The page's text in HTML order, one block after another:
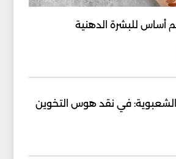
أساس للبشرة الدهنية
في نقد هوس التخوين